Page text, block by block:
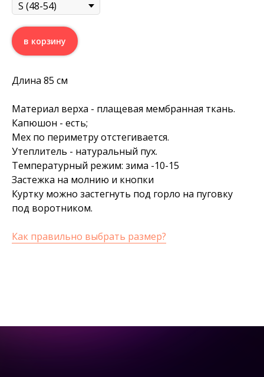
в корзину
Длина 85 см
Материал верха - плащевая мембранная ткань.
Капюшон - есть;
Мех по периметру отстегивается.
Утеплитель - натуральный пух.
Температурный режим: зима -10-15
Застежка на молнию и кнопки
Куртку можно застегнуть под горло на пуговку
под воротником.
Как правильно выбрать размер?